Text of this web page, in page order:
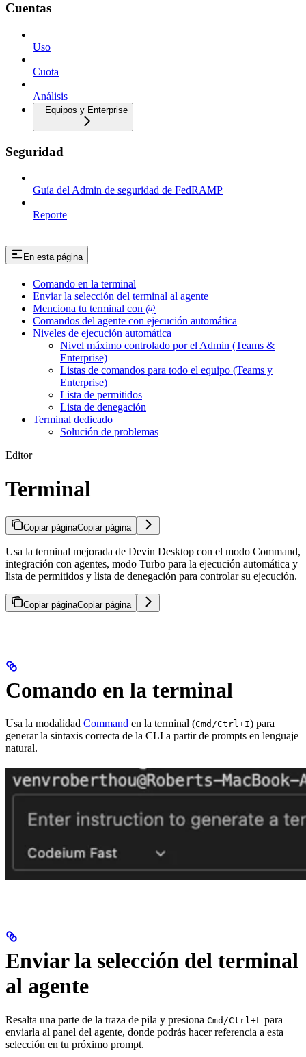
Cuentas
Uso
Cuota
Análisis
Equipos y Enterprise
Seguridad
Guía del Admin de seguridad de FedRAMP
Reporte
En esta página
Comando en la terminal
Enviar la selección del terminal al agente
Menciona tu terminal con @
Comandos del agente con ejecución automática
Niveles de ejecución automática
Nivel máximo controlado por el Admin (Teams &
Enterprise)
Listas de comandos para todo el equipo (Teams y
Enterprise)
Lista de permitidos
Lista de denegación
Terminal dedicado
Solución de problemas
Editor
Terminal
Copiar páginaCopiar página
Usa la terminal mejorada de Devin Desktop con el modo Command,
integración con agentes, modo Turbo para la ejecución automática y
lista de permitidos y lista de denegación para controlar su ejecución.
Copiar páginaCopiar página
Comando en la terminal
Usa la modalidad Command en la terminal (Cmd/Ctrl+I) para
generar la sintaxis correcta de la CLI a partir de prompts en lenguaje
natural.
Enviar la selección del terminal
al agente
Resalta una parte de la traza de pila y presiona Cmd/Ctrl+L para
enviarla al panel del agente, donde podrás hacer referencia a esta
selección en tu próximo prompt.